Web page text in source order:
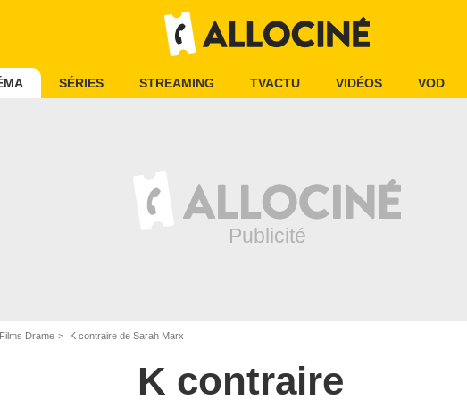
SÉRIES STREAMING TVACTU VIDÉOS VOD
Films Drame K contraire de Sarah Marx
K contraire